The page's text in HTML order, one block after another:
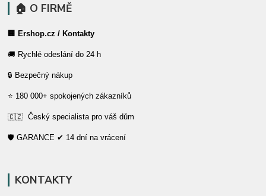
🏠 O FIRMĚ
🏢 Ershop.cz / Kontakty
🚚 Rychlé odeslání do 24 h
🔒 Bezpečný nákup
⭐ 180 000+ spokojených zákazníků
🇨🇿 Český specialista pro váš dům
🛡️ GARANCE ✔ 14 dní na vrácení
KONTAKTY